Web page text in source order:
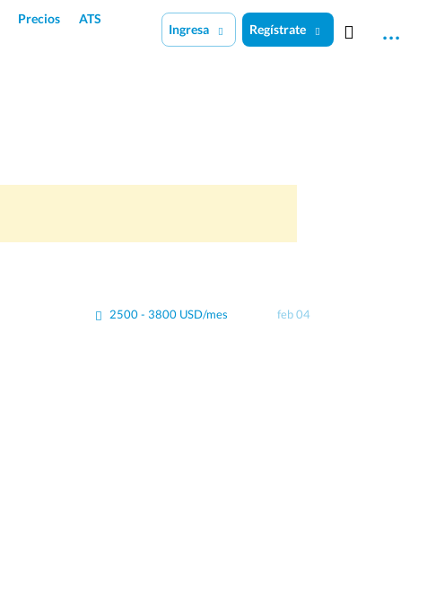
Precios
ATS
Ingresa Regístrate
2500 - 3800 USD/mes feb 04